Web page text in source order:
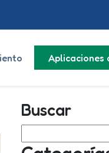
Aplicaciones
Buscar